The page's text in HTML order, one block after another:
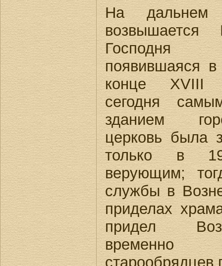
На дальнем
возвышается
Господня
появившаяся
конце XVIII
сегодня
зданием
церковь была
только в
верующим;
службы в
приделах
придел
временно
старообрядцев